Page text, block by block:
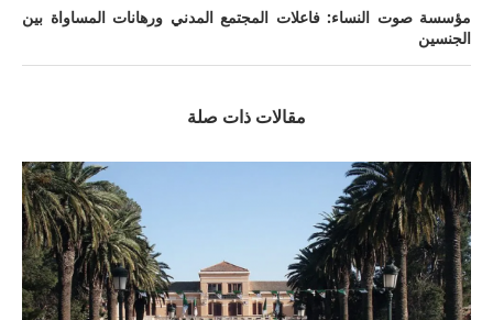
مؤسسة صوت النساء: فاعلات المجتمع المدني ورهانات المساواة بين
الجنسين
مقالات ذات صلة